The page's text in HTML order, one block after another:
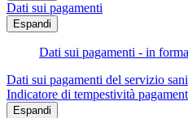
Dati sui pagamenti
Espandi
Dati sui pagamenti - in
Dati sui pagamenti del servizio
Indicatore di tempestività
Espandi